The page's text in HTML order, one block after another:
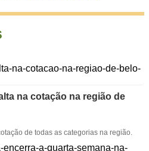
na cotação na região de
de todas as categorias na região.